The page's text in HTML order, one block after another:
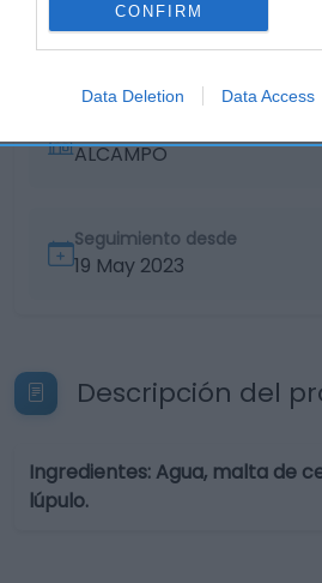
CONFIRM
Data Deletion Data Access
Categoría
ALCAMPO
Seguimiento desde
19 May 2023
Descripción del
Ingredientes: Agua, malta de
lúpulo.